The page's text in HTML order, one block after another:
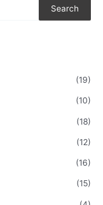
Search
(19)
(10)
(18)
(12)
(16)
(15)